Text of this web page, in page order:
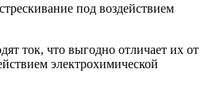
под воздействием
ток, что выгодно отличает их от
электрохимической